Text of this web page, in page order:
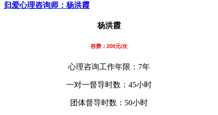
归爱心理咨询师：杨洪霞
杨洪霞
咨费：200元/次
心理咨询工作年限：7年
一对一督导时数：45小时
团体督导时数：50小时